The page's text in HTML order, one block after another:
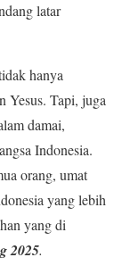
latar
hanya
Yesus. Tapi, juga
damai,
Indonesia.
orang, umat
yang lebih
yang di
2025.